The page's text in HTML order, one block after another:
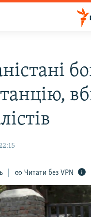
Читати без VPN